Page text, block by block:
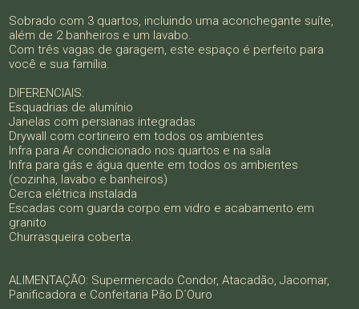
Sobrado com 3 quartos, incluindo uma aconchegante suíte,
além de 2 banheiros e um lavabo.
Com três vagas de garagem, este espaço é perfeito para
você e sua família.
DIFERENCIAIS:
Esquadrias de alumínio
Janelas com persianas integradas
Drywall com cortineiro em todos os ambientes
Infra para Ar condicionado nos quartos e na sala
Infra para gás e água quente em todos os ambientes
(cozinha, lavabo e banheiros)
Cerca elétrica instalada
Escadas com guarda corpo em vidro e acabamento em
granito
Churrasqueira coberta.
ALIMENTAÇÃO: Supermercado Condor, Atacadão, Jacomar,
Panificadora e Confeitaria Pão D´Ouro